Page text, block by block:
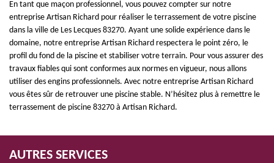
En tant que maçon professionnel, vous pouvez compter sur notre
entreprise Artisan Richard pour réaliser le terrassement de votre piscine
dans la ville de Les Lecques 83270. Ayant une solide expérience dans le
domaine, notre entreprise Artisan Richard respectera le point zéro, le
profil du fond de la piscine et stabiliser votre terrain. Pour vous assurer des
travaux fiables qui sont conformes aux normes en vigueur, nous allons
utiliser des engins professionnels. Avec notre entreprise Artisan Richard
vous êtes sûr de retrouver une piscine stable. N’hésitez plus à remettre le
terrassement de piscine 83270 à Artisan Richard.
AUTRES SERVICES